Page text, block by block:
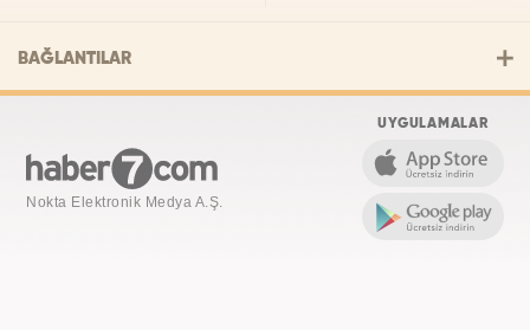
BAĞLANTILAR
Nokta Elektronik Medya A.Ş.
UYGULAMALAR